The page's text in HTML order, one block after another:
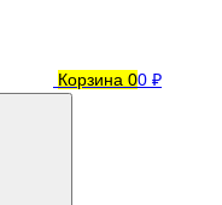
Корзина 00 ₽